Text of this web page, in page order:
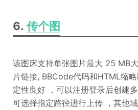
6. 传个图
该图床支持单张图片最大 25 MB
片链接, BBCode代码和HTML缩
定性良好 ，可以注册登录后创建
可选择指定路径进行上传 ，其他